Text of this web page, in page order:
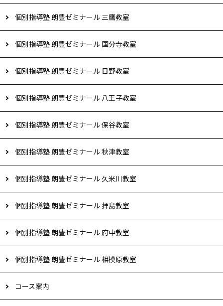
個別指導塾 朗豊ゼミナール 三鷹教室
個別指導塾 朗豊ゼミナール 国分寺教室
個別指導塾 朗豊ゼミナール 日野教室
個別指導塾 朗豊ゼミナール 八王子教室
個別指導塾 朗豊ゼミナール 保谷教室
個別指導塾 朗豊ゼミナール 秋津教室
個別指導塾 朗豊ゼミナール 久米川教室
個別指導塾 朗豊ゼミナール 拝島教室
個別指導塾 朗豊ゼミナール 府中教室
個別指導塾 朗豊ゼミナール 相模原教室
コース案内